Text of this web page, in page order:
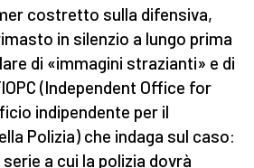
costretto sulla difensiva,
in silenzio a lungo prima
di «immagini strazianti» e di
(Independent Office for
indipendente per il
Polizia) che indaga sul caso:
a cui la polizia dovrà